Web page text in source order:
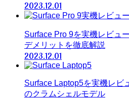
2023.12.01
Surface Pro 9を実機レビュ
デメリットを徹底解説
2023.12.01
Surface Laptop5を実機レビ
のクラムシェルモデル